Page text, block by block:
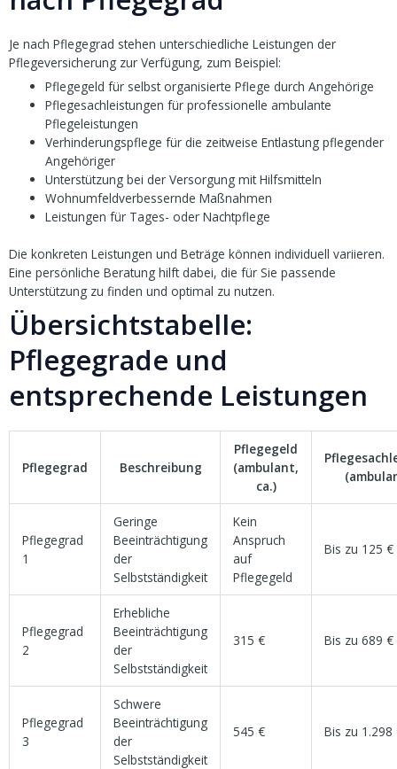
Je nach Pflegegrad stehen unterschiedliche Leistungen der
Pflegeversicherung zur Verfügung, zum Beispiel:
Pflegegeld für selbst organisierte Pflege durch Angehörige
Pflegesachleistungen für professionelle ambulante
Pflegeleistungen
Verhinderungspflege für die zeitweise Entlastung pflegender
Angehöriger
Unterstützung bei der Versorgung mit Hilfsmitteln
Wohnumfeldverbessernde Maßnahmen
Leistungen für Tages- oder Nachtpflege
Die konkreten Leistungen und Beträge können individuell variieren.
Eine persönliche Beratung hilft dabei, die für Sie passende
Unterstützung zu finden und optimal zu nutzen.
Übersichtstabelle:
Pflegegrade und
entsprechende Leistungen
Pflegegrad Beschreibung
Pflegegeld
(ambulant,
ca.)
Pflegegrad
1
Geringe
Beeinträchtigung
der
Selbstständigkeit
Kein
Anspruch
auf
Pflegegeld
Bis zu 125
Pflegegrad
2
Erhebliche
Beeinträchtigung
der
Selbstständigkeit
315 € Bis zu 689 €
Pflegegrad
3
Schwere
Beeinträchtigung
der
Selbstständigkeit
545 € Bis zu 1.298